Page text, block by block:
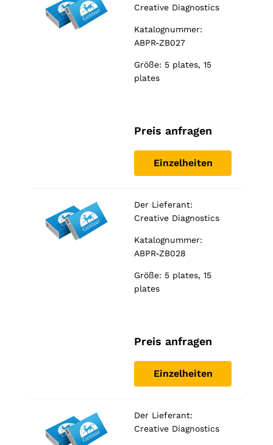
Creative Diagnostics
Katalognummer:
ABPR-ZB027
Größe: 5 plates, 15
plates
Preis anfragen
Einzelheiten
Der Lieferant:
Creative Diagnostics
Katalognummer:
ABPR-ZB028
Größe: 5 plates, 15
plates
Preis anfragen
Einzelheiten
Der Lieferant:
Creative Diagnostics